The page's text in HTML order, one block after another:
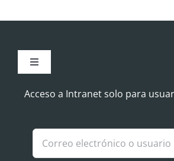
Toggle
Aviso Legal
Política de Cookies
Acceso a Intranet solo para